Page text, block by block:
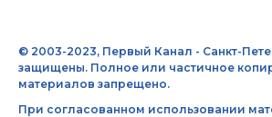
© 2003-2023, Первый Канал - Санкт-
защищены. Полное или частичное
материалов запрещено.
При согласованном использовании